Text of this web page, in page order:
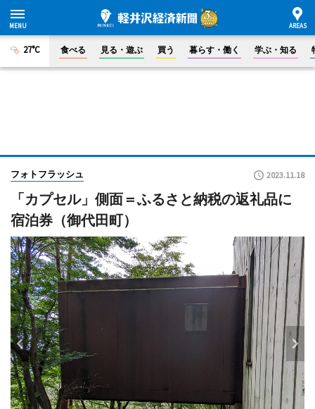
27°C 食べる 見る・遊ぶ 買う 暮らす・働く 学ぶ・知る
フォトフラッシュ 2023.11.18
「カプセル」側面＝ふるさと納税の返礼品に
宿泊券（御代田町）